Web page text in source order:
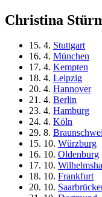
Christina
15. 4. Stuttgart
16. 4. München
17. 4. Kempten
18. 4. Leipzig
20. 4. Hannover
21. 4. Berlin
23. 4. Hamburg
24. 4. Köln
29. 8.
15. 10. Würzburg
16. 10. Oldenburg
17. 10.
18. 10. Frankfurt
20. 10.